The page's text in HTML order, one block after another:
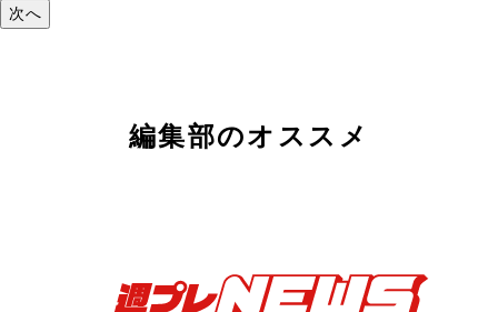
次へ
編集部のオススメ